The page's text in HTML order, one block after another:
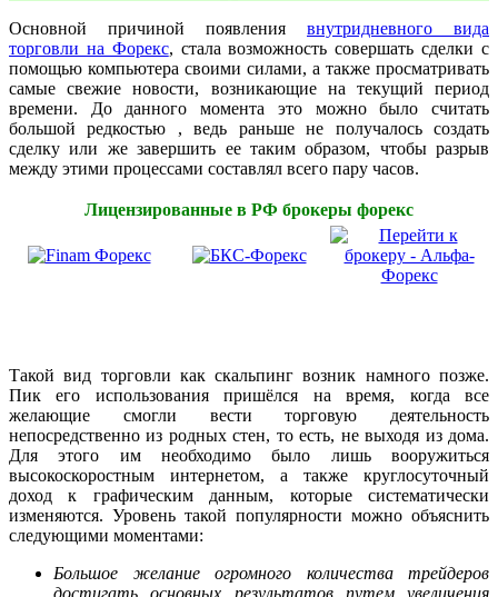
Основной причиной появления внутридневного вида
торговли на Форекс, стала возможность совершать сделки с
помощью компьютера своими силами, а также просматривать
самые свежие новости, возникающие на текущий период
времени. До данного момента это можно было считать
большой редкостью , ведь раньше не получалось создать
сделку или же завершить ее таким образом, чтобы разрыв
между этими процессами составлял всего пару часов.
Лицензированные в РФ брокеры форекс
Такой вид торговли как скальпинг возник намного позже.
Пик его использования пришёлся на время, когда все
желающие смогли вести торговую деятельность
непосредственно из родных стен, то есть, не выходя из дома.
Для этого им необходимо было лишь вооружиться
высокоскоростным интернетом, а также круглосуточный
доход к графическим данным, которые систематически
изменяются. Уровень такой популярности можно объяснить
следующими моментами:
Большое желание огромного количества трейдеров
достигать основных результатов путем увеличения